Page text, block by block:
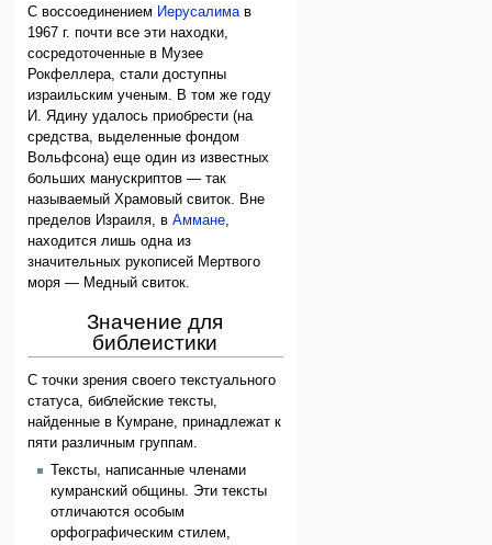
С воссоединением Иерусалимав
1967 г. почти все эти находки,
сосредоточенные в Музее
Рокфеллера, стали доступны
израильским ученым. В том же году
И. Ядину удалось приобрести (на
средства, выделенные фондом
Вольфсона) еще один из известных
больших манускриптов — так
называемый Храмовый свиток. Вне
пределов Израиля, вАммане,
находится лишь одна из
значительных рукописей Мертвого
моря — Медный свиток.
Значение для
библеистики
С точки зрения своего текстуального
статуса, библейские тексты,
найденные в Кумране, принадлежат к
пяти различным группам.
Тексты, написанные членами
кумранский общины. Эти тексты
отличаются особым
орфографическим стилем,